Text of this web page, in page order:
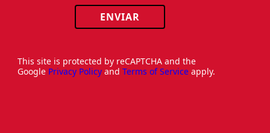
ENVIAR
This site is protected by reCAPTCHA and the
Google Privacy Policy and Terms of Service apply.